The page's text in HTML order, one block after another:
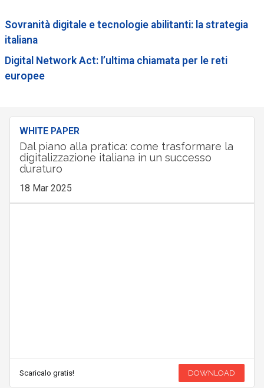
Sovranità digitale e tecnologie abilitanti: la strategia
italiana
Digital Network Act: l’ultima chiamata per le reti
europee
WHITE PAPER
Dal piano alla pratica: come trasformare la
digitalizzazione italiana in un successo
duraturo
18 Mar 2025
Scaricalo gratis! DOWNLOAD